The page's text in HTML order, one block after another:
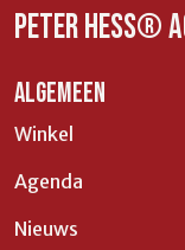
Peter Hess®
ALGEMEEN
Winkel
Agenda
Nieuws